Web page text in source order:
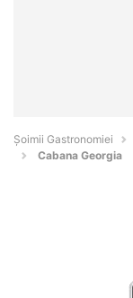
Șoimii Gastronomiei
Cabana Georgia